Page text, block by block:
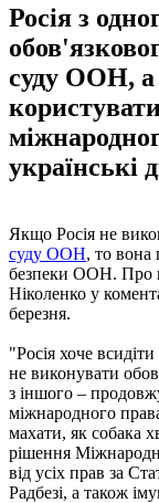
Росія з
суду ООН, а
українські
Якщо Росія не
суду ООН, то вона
безпеки ООН. Про
Ніколенко у
березня.
"Росія хоче
не виконувати
з іншого –
міжнародного
махати, як собака
рішення
від усіх прав за
Радбезі, а також